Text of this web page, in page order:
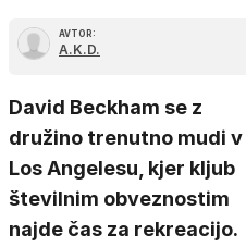
AVTOR:
A.K.D.
David Beckham se z
družino trenutno mudi v
Los Angelesu, kjer kljub
številnim obveznostim
najde čas za rekreacijo.